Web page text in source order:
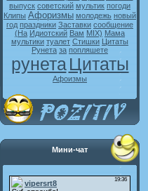
выпуск советский мультик погоди
Клипы Афоризмы молодежь новый
год праздники Заставки сообщение
(На Идиотский Вам MIX) Мама
мультики туалет Стишки Цитаты
Рунета за попляшете
рунетаЦитаты
Афоизмы
Мини-чат